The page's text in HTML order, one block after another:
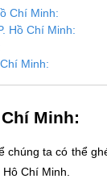
Chí Minh:
Hồ Chí Minh:
Minh:
Minh:
chúng ta có thể
Chí Minh.